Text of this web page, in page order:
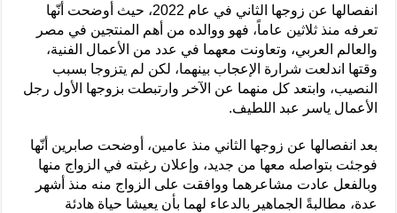
انفصالها عن زوجها الثاني في عام 2022، حيث أوضحت أنّها
تعرفه منذ ثلاثين عاماً، فهو ووالده من أهم المنتجين في مصر
والعالم العربي، وتعاونت معهما في عدد من الأعمال الفنية،
وقتها اندلعت شرارة الإعجاب بينهما، لكن لم يتزوجا بسبب
النصيب، وابتعد كل منهما عن الآخر وارتبطت بزوجها الأول رجل
الأعمال ياسر عبد اللطيف.
بعد انفصالها عن زوجها الثاني منذ عامين، أوضحت صابرين أنّها
فوجئت بتواصله معها من جديد، وإعلان رغبته في الزواج منها
وبالفعل عادت مشاعرهما ووافقت على الزواج منه منذ أشهر
عدة، مطالبةً الجماهير بالدعاء لهما بأن يعيشا حياة هادئة